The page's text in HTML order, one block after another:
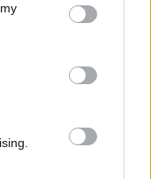
You may click to
third-party tags to
in below Google